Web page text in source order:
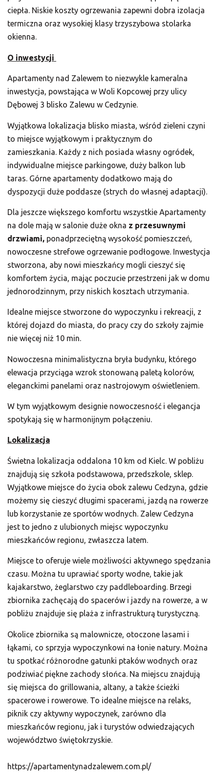
ciepła. Niskie koszty ogrzewania zapewni dobra izolacja
termiczna oraz wysokiej klasy trzyszybowa stolarka
okienna.
O inwestycji
Apartamenty nad Zalewem to niezwykle kameralna
inwestycja, powstająca w Woli Kopcowej przy ulicy
Dębowej 3 blisko Zalewu w Cedzynie.
Wyjątkowa lokalizacja blisko miasta, wśród zieleni czyni
to miejsce wyjątkowym i praktycznym do
zamieszkania. Każdy z nich posiada własny ogródek,
indywidualne miejsce parkingowe, duży balkon lub
taras. Górne apartamenty dodatkowo mają do
dyspozycji duże poddasze (strych do własnej adaptacji).
Dla jeszcze większego komfortu wszystkie Apartamenty
na dole mają w salonie duże okna z przesuwnymi
drzwiami, ponadprzeciętną wysokość pomieszczeń,
nowoczesne strefowe ogrzewanie podłogowe. Inwestycja
stworzona, aby nowi mieszkańcy mogli cieszyć się
komfortem życia, mając poczucie przestrzeni jak w domu
jednorodzinnym, przy niskich kosztach utrzymania.
Idealne miejsce stworzone do wypoczynku i rekreacji, z
której dojazd do miasta, do pracy czy do szkoły zajmie
nie więcej niż 10 min.
Nowoczesna minimalistyczna bryła budynku, którego
elewacja przyciąga wzrok stonowaną paletą kolorów,
eleganckimi panelami oraz nastrojowym oświetleniem.
W tym wyjątkowym designie nowoczesność i elegancja
spotykają się w harmonijnym połączeniu.
Lokalizacja
Świetna lokalizacja oddalona 10 km od Kielc. W pobliżu
znajdują się szkoła podstawowa, przedszkole, sklep.
Wyjątkowe miejsce do życia obok zalewu Cedzyna, gdzie
możemy się cieszyć długimi spacerami, jazdą na rowerze
lub korzystanie ze sportów wodnych. Zalew Cedzyna
jest to jedno z ulubionych miejsc wypoczynku
mieszkańców regionu, zwłaszcza latem.
Miejsce to oferuje wiele możliwości aktywnego spędzania
czasu. Można tu uprawiać sporty wodne, takie jak
kajakarstwo, żeglarstwo czy paddleboarding. Brzegi
zbiornika zachęcają do spacerów i jazdy na rowerze, a w
pobliżu znajduje się plaża z infrastrukturą turystyczną.
Okolice zbiornika są malownicze, otoczone lasami i
łąkami, co sprzyja wypoczynkowi na łonie natury. Można
tu spotkać różnorodne gatunki ptaków wodnych oraz
podziwiać piękne zachody słońca. Na miejscu znajdują
się miejsca do grillowania, altany, a także ścieżki
spacerowe i rowerowe. To idealne miejsce na relaks,
piknik czy aktywny wypoczynek, zarówno dla
mieszkańców regionu, jak i turystów odwiedzających
województwo świętokrzyskie.
https://apartamentynadzalewem.com.pl/